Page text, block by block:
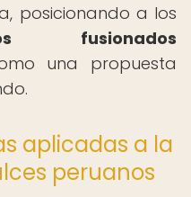
posicionando a los
fusionados
una propuesta
aplicadas a la
peruanos